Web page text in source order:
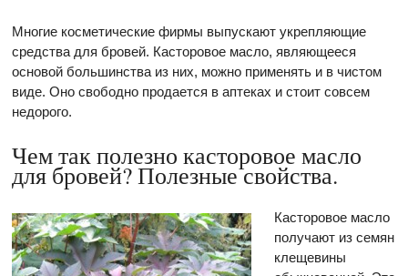
Многие косметические фирмы выпускают укрепляющие
средства для бровей. Касторовое масло, являющееся
основой большинства из них, можно применять и в чистом
виде. Оно свободно продается в аптеках и стоит совсем
недорого.
Чем так полезно касторовое масло
для бровей? Полезные свойства.
Касторовое масло
получают из семян
клещевины